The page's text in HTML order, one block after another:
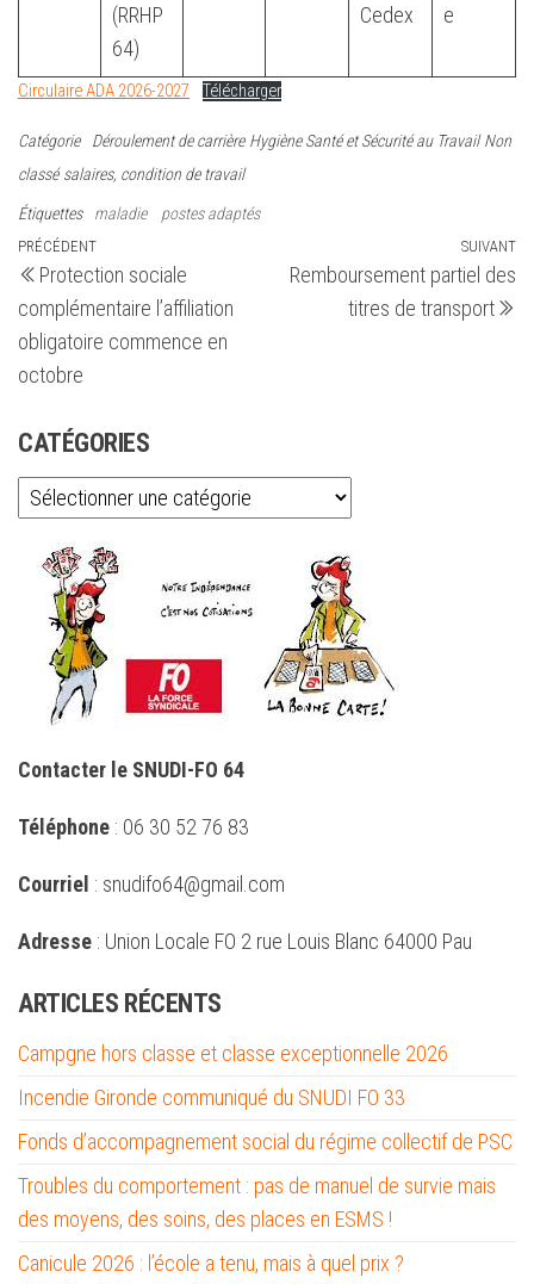
(RRHP
64)
Cedex
e
Circulaire ADA 2026-2027 Télécharger
Catégorie Déroulement de carrière Hygiène Santé et Sécurité au Travail Non
classé salaires, condition de travail
Étiquettes maladie postes adaptés
Navigation
de
l’article
Article
précédent
PRÉCÉDENT
Protection sociale
complémentaire l’affiliation
obligatoire commence en
octobre
SUIVANT
Remboursement partiel des
titres de transport
CATÉGORIES
Catégories
Contacter le SNUDI-FO 64
Téléphone : 06 30 52 76 83
Courriel : snudifo64@gmail.com
Adresse : Union Locale FO 2 rue Louis Blanc 64000 Pau
ARTICLES RÉCENTS
Campgne hors classe et classe exceptionnelle 2026
Incendie Gironde communiqué du SNUDI FO 33
Fonds d’accompagnement social du régime collectif de PSC
Troubles du comportement : pas de manuel de survie mais
des moyens, des soins, des places en ESMS !
Canicule 2026 : l’école a tenu, mais à quel prix ?